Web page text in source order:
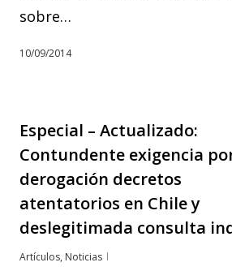
sobre…
10/09/2014
Especial – Actualizado:
Contundente exigencia
derogación decretos
atentatorios en Chile y
deslegitimada consulta
Artículos, Noticias